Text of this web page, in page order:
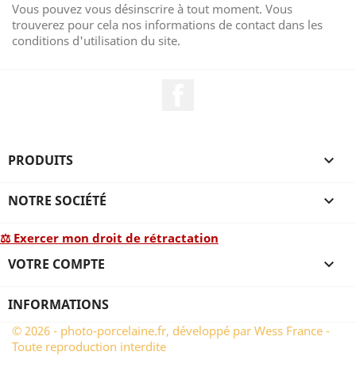
Vous pouvez vous désinscrire à tout moment. Vous
trouverez pour cela nos informations de contact dans les
conditions d'utilisation du site.
PRODUITS 
NOTRE SOCIÉTÉ 
⚖ Exercer mon droit de rétractation
VOTRE COMPTE 
INFORMATIONS
© 2026 - photo-porcelaine.fr, développé par Wess France -
Toute reproduction interdite